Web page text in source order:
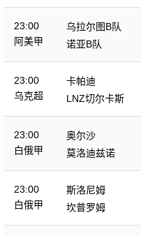
23:00
阿美甲
乌拉尔图B队
诺亚B队
23:00
乌克超
卡帕迪
LNZ切尔卡斯
23:00
白俄甲
奥尔沙
莫洛迪兹诺
23:00
白俄甲
斯洛尼姆
坎普罗姆